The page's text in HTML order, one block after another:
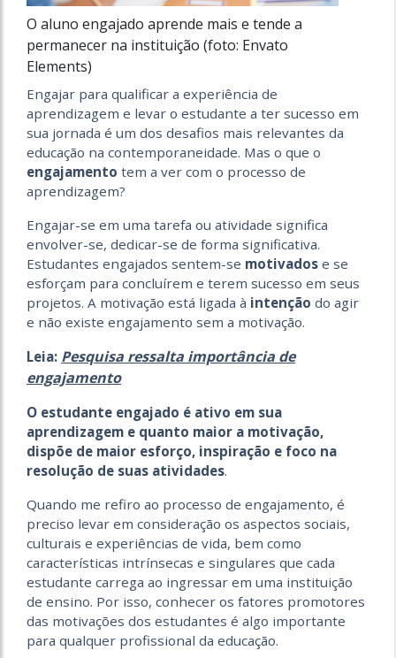
O aluno engajado aprende mais e tende a
permanecer na instituição (foto: Envato
Elements)
Engajar para qualificar a experiência de
aprendizagem e levar o estudante a ter sucesso em
sua jornada é um dos desafios mais relevantes da
educação na contemporaneidade. Mas o que o
engajamento tem a ver com o processo de
aprendizagem?
Engajar-se em uma tarefa ou atividade significa
envolver-se, dedicar-se de forma significativa.
Estudantes engajados sentem-se motivados e se
esforçam para concluírem e terem sucesso em seus
projetos. A motivação está ligada à intenção do agir
e não existe engajamento sem a motivação.
Leia: Pesquisa ressalta importância de
engajamento
O estudante engajado é ativo em sua
aprendizagem e quanto maior a motivação,
dispõe de maior esforço, inspiração e foco na
resolução de suas atividades.
Quando me refiro ao processo de engajamento, é
preciso levar em consideração os aspectos sociais,
culturais e experiências de vida, bem como
características intrínsecas e singulares que cada
estudante carrega ao ingressar em uma instituição
de ensino. Por isso, conhecer os fatores promotores
das motivações dos estudantes é algo importante
para qualquer profissional da educação.